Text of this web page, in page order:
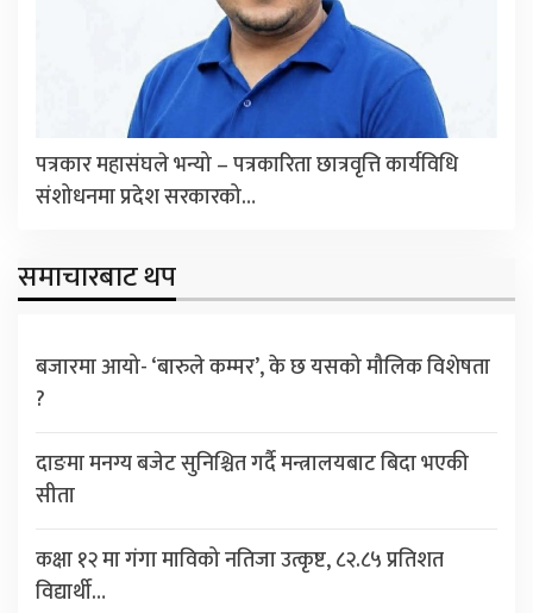
पत्रकार महासंघले भन्यो – पत्रकारिता छात्रवृत्ति कार्यविधि
संशोधनमा प्रदेश सरकारको…
समाचारबाट थप
बजारमा आयो- ‘बारुले कम्मर’, के छ यसको मौलिक विशेषता
?
दाङमा मनग्य बजेट सुनिश्चित गर्दै मन्त्रालयबाट बिदा भएकी
सीता
कक्षा १२ मा गंगा माविको नतिजा उत्कृष्ट, ८२.८५ प्रतिशत
विद्यार्थी…